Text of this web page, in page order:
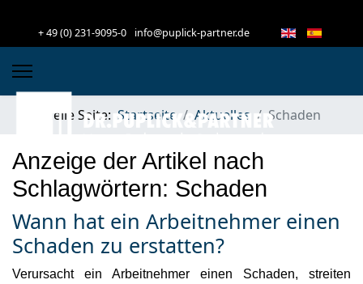
+ 49 (0) 231-9095-0 info@puplick-partner.de
Aktuelle Seite: Startseite Aktuelles Schaden
Anzeige der Artikel nach
Schlagwörtern: Schaden
Wann hat ein Arbeitnehmer einen
Schaden zu erstatten?
Verursacht ein Arbeitnehmer einen Schaden, streiten